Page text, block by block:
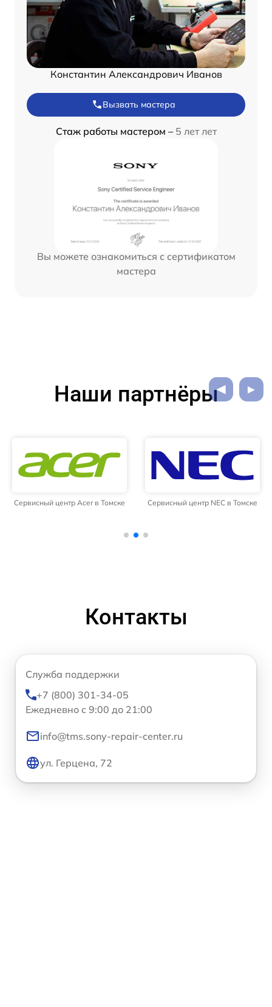
Константин Александрович Иванов
Вызвать мастера
Стаж работы мастером – 5 лет лет
Вы можете ознакомиться с сертификатом
мастера
Наши партнёры
Сервисный центр Acer в Томске Сервисный центр NEC в Томске
Контакты
Служба поддержки
+7 (800) 301-34-05
Ежедневно с 9:00 до 21:00
info@tms.sony-repair-center.ru
ул. Герцена, 72